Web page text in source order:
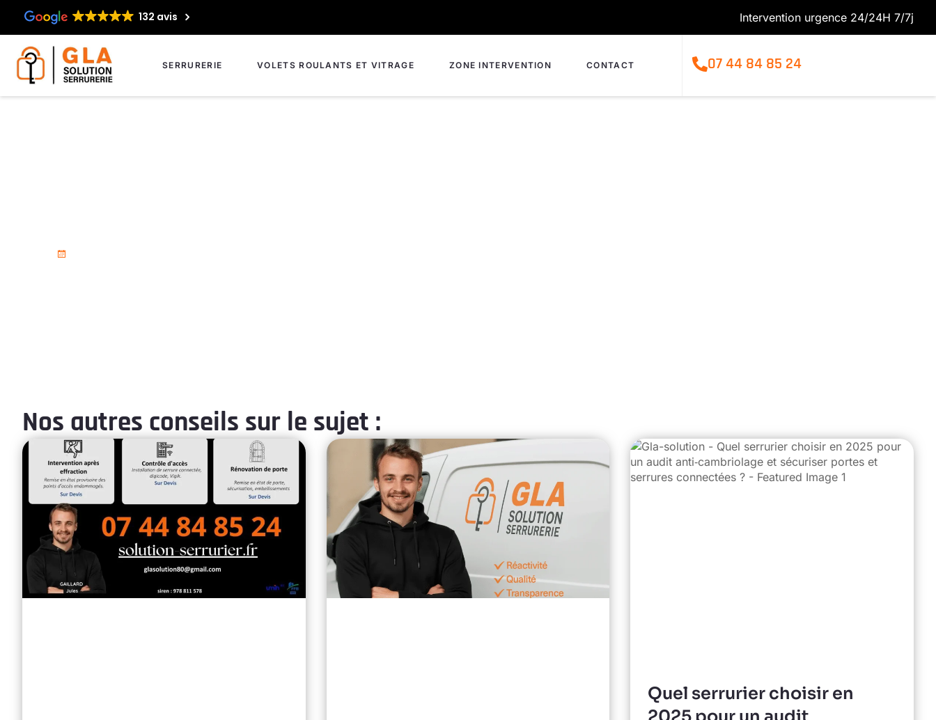
132 avis Intervention urgence 24/24H 7/7j
SERRURERIE VOLETS ROULANTS ET VITRAGE ZONE INTERVENTION CONTACT 07 44 84 85 24
Nos autres conseils sur le sujet :
Quel serrurier choisir en